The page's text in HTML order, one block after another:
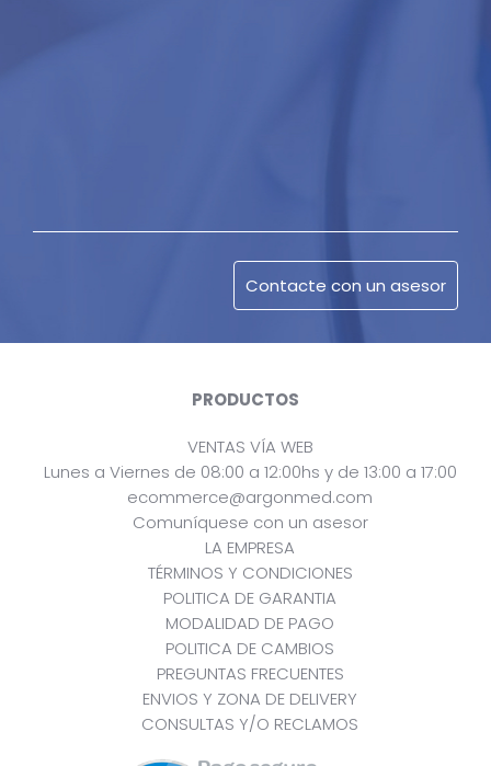
PRODUCTOS
VENTAS VÍA WEB
Lunes a Viernes de 08:00 a 12:00hs y de 13:00 a 17:00
ecommerce@argonmed.com
Comuníquese con un asesor
LA EMPRESA
TÉRMINOS Y CONDICIONES
POLITICA DE GARANTIA
MODALIDAD DE PAGO
POLITICA DE CAMBIOS
PREGUNTAS FRECUENTES
ENVIOS Y ZONA DE DELIVERY
CONSULTAS Y/O RECLAMOS